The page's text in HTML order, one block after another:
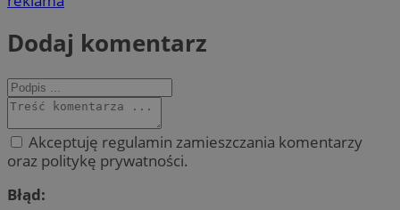
Dodaj komentarz
Akceptuję regulamin zamieszczania komentarzy
oraz politykę prywatności.
Błąd: